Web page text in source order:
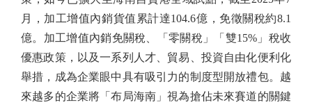
月，加工增值內銷貨值累計達104.6億，免徵關稅約8.1
億。加工增值內銷免關稅、「零關稅」「雙15%」稅收
優惠政策，以及一系列人才、貿易、投資自由化便利化
舉措，成為企業眼中具有吸引力的制度型開放禮包。越
來越多的企業將「布局海南」視為搶佔未來賽道的關鍵